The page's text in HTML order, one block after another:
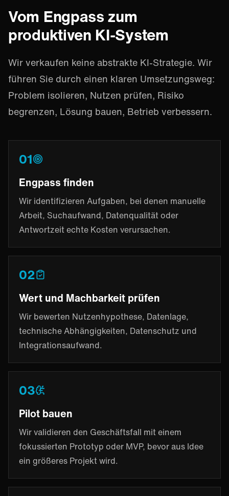
Vom Engpass zum
produktiven KI-System
Wir verkaufen keine abstrakte KI-Strategie. Wir
führen Sie durch einen klaren Umsetzungsweg:
Problem isolieren, Nutzen prüfen, Risiko
begrenzen, Lösung bauen, Betrieb verbessern.
01
Engpass finden
Wir identifizieren Aufgaben, bei denen manuelle
Arbeit, Suchaufwand, Datenqualität oder
Antwortzeit echte Kosten verursachen.
02
Wert und Machbarkeit prüfen
Wir bewerten Nutzenhypothese, Datenlage,
technische Abhängigkeiten, Datenschutz und
Integrationsaufwand.
03
Pilot bauen
Wir validieren den Geschäftsfall mit einem
fokussierten Prototyp oder MVP, bevor aus Idee
ein größeres Projekt wird.